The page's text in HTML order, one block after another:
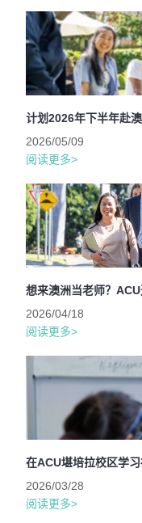
计划2026年下半年赴
2026/05/09
阅读更多>
想来澳洲当老师？
2026/04/18
阅读更多>
在ACU堪培拉校区学
2026/03/28
阅读更多>